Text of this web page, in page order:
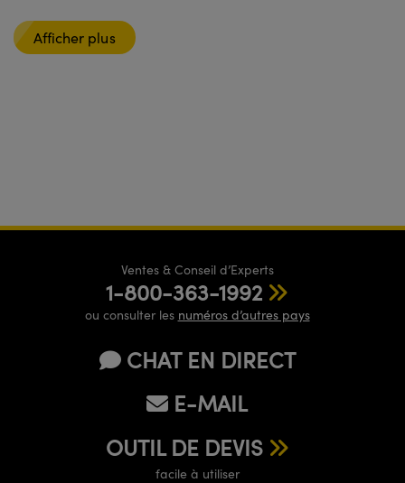
Afficher plus
Ventes & Conseil d’Experts
1-800-363-1992
ou consulter les numéros d’autres pays
CHAT EN DIRECT
E-MAIL
OUTIL DE DEVIS
facile à utiliser